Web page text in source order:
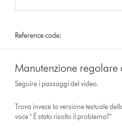
Reference code:
Manutenzione regolare
Seguire i passaggi del video.
Trova invece la versione testuale
voce " È stato risolto il problema?"